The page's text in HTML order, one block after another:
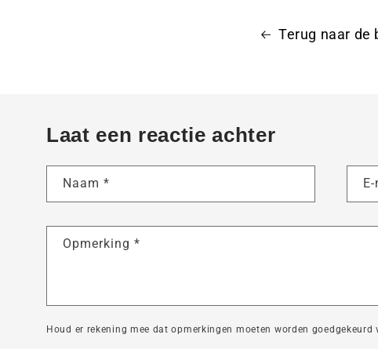
Terug naar de
Laat een reactie achter
Naam *
Opmerking *
Houd er rekening mee dat opmerkingen moeten worden